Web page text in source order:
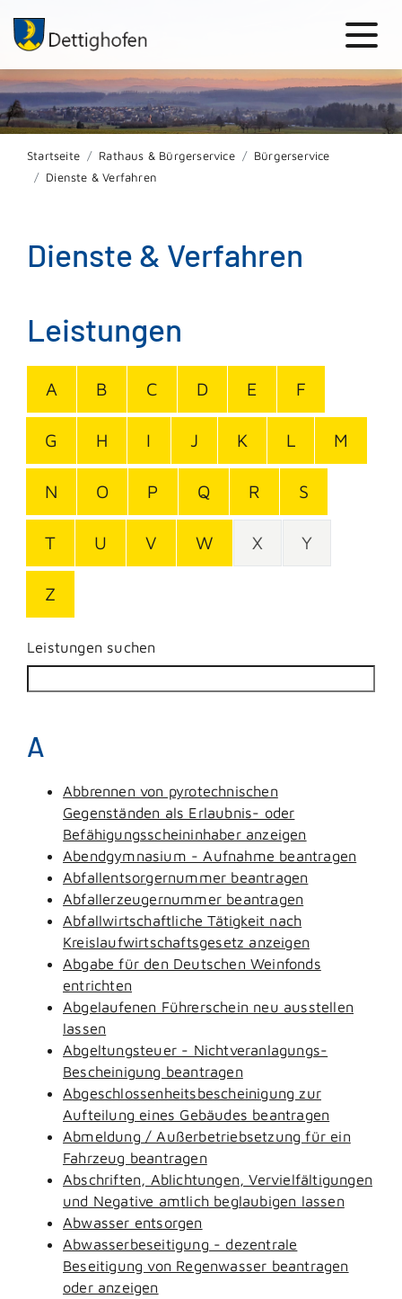
Startseite Rathaus & Bürgerservice
Bürgerservice
Dienste & Verfahren
Dienste & Verfahren
Leistungen
A B C D E F
G H I J K L M
N O P Q R S
T U V W X Y
Z
Leistungen suchen
A
Abbrennen von pyrotechnischen
Gegenständen als Erlaubnis- oder
Befähigungsscheininhaber anzeigen
Abendgymnasium - Aufnahme beantragen
Abfallentsorgernummer beantragen
Abfallerzeugernummer beantragen
Abfallwirtschaftliche Tätigkeit nach
Kreislaufwirtschaftsgesetz anzeigen
Abgabe für den Deutschen Weinfonds
entrichten
Abgelaufenen Führerschein neu ausstellen
lassen
Abgeltungsteuer - Nichtveranlagungs-
Bescheinigung beantragen
Abgeschlossenheitsbescheinigung zur
Aufteilung eines Gebäudes beantragen
Abmeldung / Außerbetriebsetzung für ein
Fahrzeug beantragen
Abschriften, Ablichtungen, Vervielfältigungen
und Negative amtlich beglaubigen lassen
Abwasser entsorgen
Abwasserbeseitigung - dezentrale
Beseitigung von Regenwasser beantragen
oder anzeigen